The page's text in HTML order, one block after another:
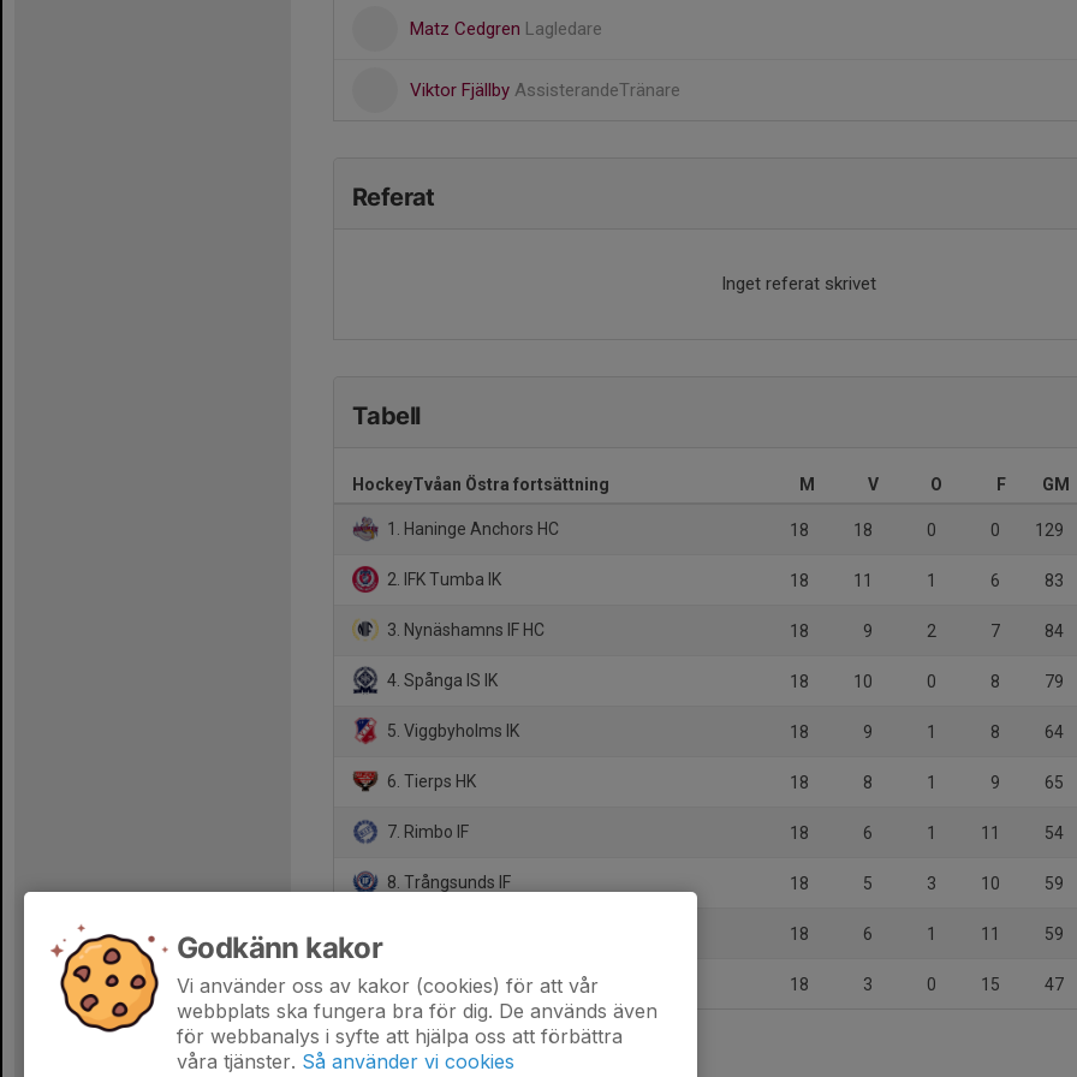
Matz Cedgren Lagledare
Viktor Fjällby AssisterandeTränare
Referat
Inget referat skrivet
Tabell
HockeyTvåan Östra fortsättning M V O F GM
1. Haninge Anchors HC 18 18 0 0 129
2. IFK Tumba IK 18 11 1 6 83
3. Nynäshamns IF HC 18 9 2 7 84
4. Spånga IS IK 18 10 0 8 79
5. Viggbyholms IK 18 9 1 8 64
6. Tierps HK 18 8 1 9 65
7. Rimbo IF 18 6 1 11 54
8. Trångsunds IF 18 5 3 10 59
18 6 1 11 59
10. Järna SK 18 3 0 15 47
Godkänn kakor
Vi använder oss av kakor (cookies) för att vår
webbplats ska fungera bra för dig. De används även
för webbanalys i syfte att hjälpa oss att förbättra
våra tjänster. Så använder vi cookies